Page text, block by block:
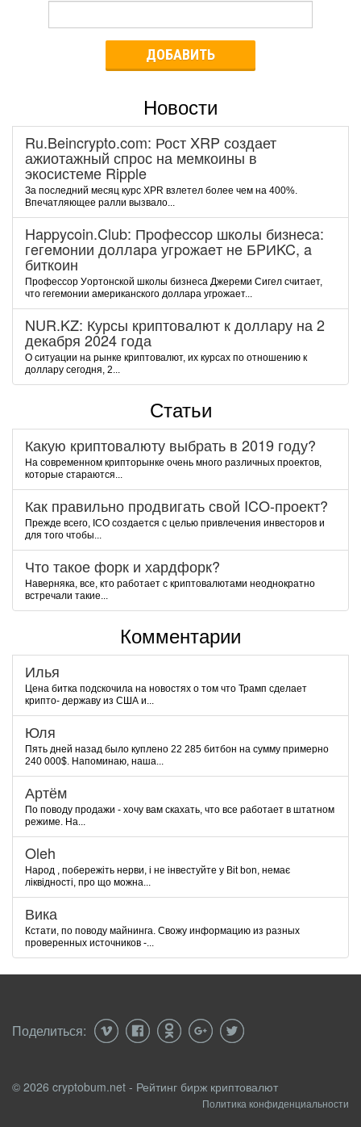
ДОБАВИТЬ
Новости
Ru.Beincrypto.com: Рост XRP создает
ажиотажный спрос на мемкоины в
экосистеме Ripple
За последний месяц курс XPR взлетел более чем на 400%.
Впечатляющее ралли вызвало...
Happycoin.Club: Пpoфeccop шкoлы бизнeca:
гeгeмoнии дoллapa угpoжaeт нe БPИKC, a
биткoин
Пpoфeccop Уopтoнcкoй шкoлы бизнeca Джepeми Cигeл cчитaeт,
чтo гeгeмoнии aмepикaнcкoгo дoллapa угpoжaeт...
NUR.KZ: Курсы криптовалют к доллару на 2
декабря 2024 года
О ситуации на рынке криптовалют, их курсах по отношению к
доллару сегодня, 2...
Статьи
Какую криптовалюту выбрать в 2019 году?
На современном крипторынке очень много различных проектов,
которые стараются...
Как правильно продвигать свой ICO-проект?
Прежде всего, ICO создается с целью привлечения инвесторов и
для того чтобы...
Что такое форк и хардфорк?
Наверняка, все, кто работает с криптовалютами неоднократно
встречали такие...
Комментарии
Илья
Цена битка подскочила на новостях о том что Трамп сделает
крипто- державу из США и...
Юля
Пять дней назад было куплено 22 285 битбон на сумму примерно
240 000$. Напоминаю, наша...
Артём
По поводу продажи - хочу вам скахать, что все работает в штатном
режиме. На...
Oleh
Народ , побережіть нерви, і не інвестуйте у Bit bon, немає
ліквідності, про що можна...
Вика
Кстати, по поводу майнинга. Свожу информацию из разных
проверенных источников -...
Поделиться:
© 2026 cryptobum.net - Рейтинг бирж криптовалют
Политика конфиденциальности